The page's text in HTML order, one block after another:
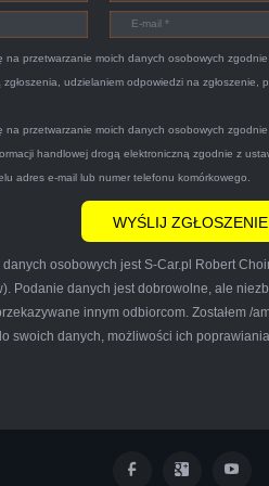
samego dnia miły grzeczny pan
mogę polecić tą firmę
na przetwarzanie moich danych osobowych
udzielaniem odpowiedzi na zgłoszenie,
na przetwarzanie moich danych osobowych
handlowej drogą elektroniczną zgodnie z
adres e-mail lub numer telefonu komórkowego.
osobowych jest S-Car.pl Robert
Podanie danych jest dobrowolne, ale
innym odbiorcom. Zostałem /
swoich danych, możliwości ich